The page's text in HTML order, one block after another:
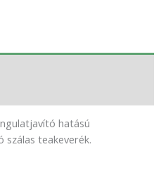
hatású
teakeverék.